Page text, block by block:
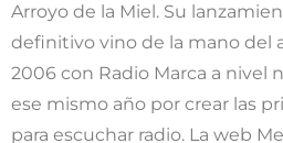
Arroyo de la Miel. Su
definitivo vino de la mano del
2006 con Radio Marca a nivel
ese mismo año por crear las
para escuchar radio. La web